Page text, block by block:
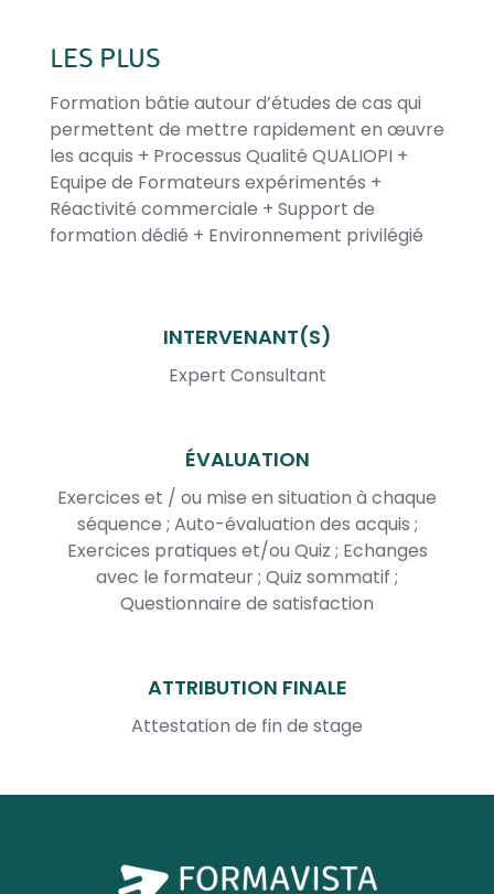
LES PLUS
Formation bâtie autour d’études de cas qui
permettent de mettre rapidement en œuvre
les acquis + Processus Qualité QUALIOPI +
Equipe de Formateurs expérimentés +
Réactivité commerciale + Support de
formation dédié + Environnement privilégié
INTERVENANT(S)
Expert Consultant
ÉVALUATION
Exercices et / ou mise en situation à chaque
séquence ; Auto-évaluation des acquis ;
Exercices pratiques et/ou Quiz ; Echanges
avec le formateur ; Quiz sommatif ;
Questionnaire de satisfaction
ATTRIBUTION FINALE
Attestation de fin de stage